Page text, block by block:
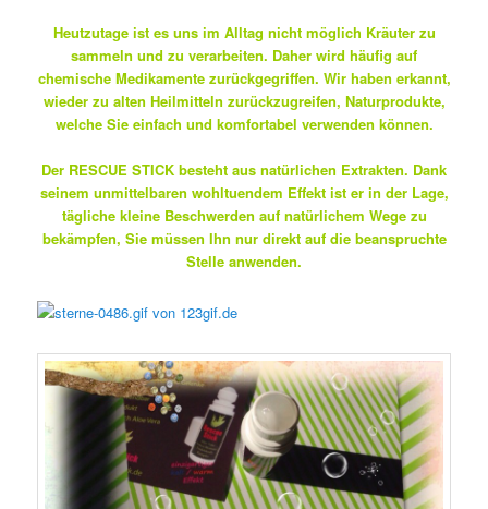
Heutzutage ist es uns im Alltag nicht möglich Kräuter zu
sammeln und zu verarbeiten. Daher wird häufig auf
chemische Medikamente zurückgegriffen. Wir haben erkannt,
wieder zu alten Heilmitteln zurückzugreifen, Naturprodukte,
welche Sie einfach und komfortabel verwenden können.
Der RESCUE STICK besteht aus natürlichen Extrakten. Dank
seinem unmittelbaren wohltuendem Effekt ist er in der Lage,
tägliche kleine Beschwerden auf natürlichem Wege zu
bekämpfen, Sie müssen Ihn nur direkt auf die beanspruchte
Stelle anwenden.